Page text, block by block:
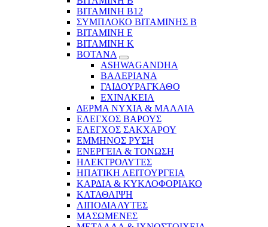
ΒΙΤΑΜΙΝΗ Β12
ΣΥΜΠΛΟΚΟ ΒΙΤΑΜΙΝΗΣ Β
ΒΙΤΑΜΙΝΗ Ε
ΒΙΤΑΜΙΝΗ Κ
ΒΟΤΑΝΑ
ASHWAGANDHA
ΒΑΛΕΡΙΑΝΑ
ΓΑΙΔΟΥΡΑΓΚΑΘΟ
ΕΧΙΝΑΚΕΙΑ
ΔΕΡΜΑ ΝΥΧΙΑ & ΜΑΛΛΙΑ
ΕΛΕΓΧΟΣ ΒΑΡΟΥΣ
ΕΛΕΓΧΟΣ ΣΑΚΧΑΡΟΥ
ΕΜΜΗΝΟΣ ΡΥΣΗ
ΕΝΕΡΓΕΙΑ & ΤΟΝΩΣΗ
ΗΛΕΚΤΡΟΛΥΤΕΣ
ΗΠΑΤΙΚΗ ΛΕΙΤΟΥΡΓΕΙΑ
ΚΑΡΔΙΑ & ΚΥΚΛΟΦΟΡΙΑΚΟ
ΚΑΤΑΘΛΙΨΗ
ΛΙΠΟΔΙΑΛΥΤΕΣ
ΜΑΣΩΜΕΝΕΣ